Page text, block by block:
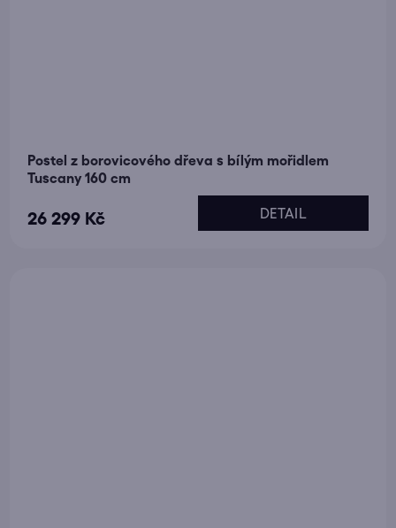
Postel z borovicového dřeva s bílým mořidlem
Tuscany 160 cm
26 299 Kč DETAIL